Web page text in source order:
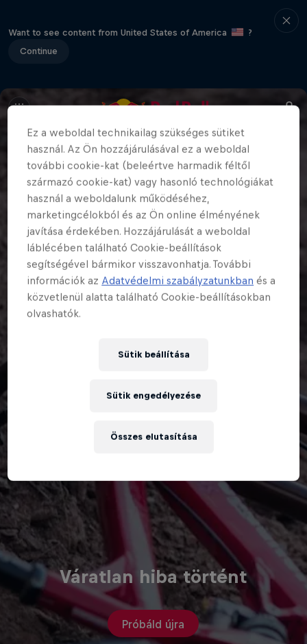
Want to see content from United States of America
?
Continue
Váratlan hiba történt
Próbáld újra
Ez a weboldal technikailag szükséges sütiket
használ. Az Ön hozzájárulásával ez a weboldal
további cookie-kat (beleértve harmadik féltől
származó cookie-kat) vagy hasonló technológiákat
használ a weboldalunk működéséhez,
marketingcélokból és az Ön online élményének
javítása érdekében. Hozzájárulását a weboldal
láblécében található Cookie-beállítások
segítségével bármikor visszavonhatja. További
információk az Adatvédelmi szabályzatunkban és a
közvetlenül alatta található Cookie-beállításokban
olvashatók.
Sütik beállítása
Összes elutasítása
Sütik engedélyezése